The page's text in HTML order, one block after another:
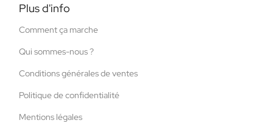
Plus d'info
Comment ça marche
Qui sommes-nous ?
Conditions générales de ventes
Politique de confidentialité
Mentions légales